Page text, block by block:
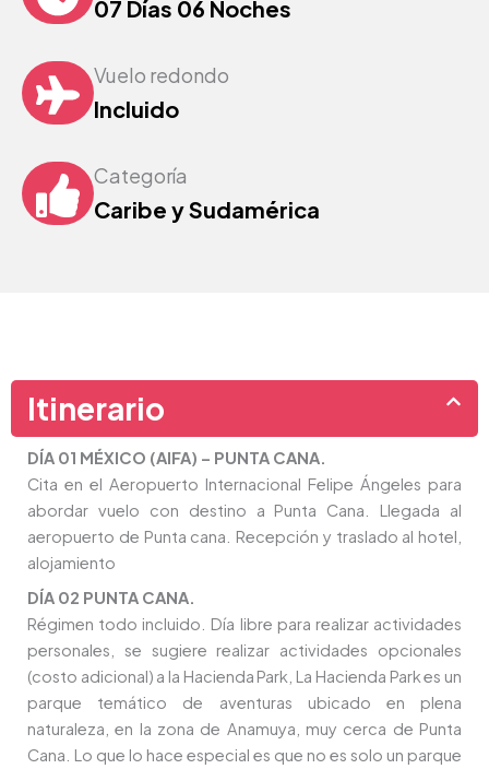
07 Días 06 Noches
Vuelo redondo
Incluido
Categoría
Caribe y Sudamérica
Itinerario
DÍA 01 MÉXICO (AIFA) – PUNTA CANA.
Cita en el Aeropuerto Internacional Felipe Ángeles para
abordar vuelo con destino a Punta Cana. Llegada al
aeropuerto de Punta cana. Recepción y traslado al hotel,
alojamiento
DÍA 02 PUNTA CANA.
Régimen todo incluido. Día libre para realizar actividades
personales, se sugiere realizar actividades opcionales
(costo adicional) a la Hacienda Park, La Hacienda Park es un
parque temático de aventuras ubicado en plena
naturaleza, en la zona de Anamuya, muy cerca de Punta
Cana. Lo que lo hace especial es que no es solo un parque